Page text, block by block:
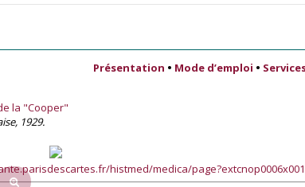
Présentation • Mode d’emploi •
la "Cooper"
1929.
histmed/medica/